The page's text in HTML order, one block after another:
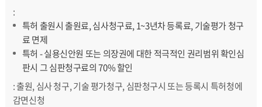
특허 출원시 출원료, 심사청구료, 1~3년차 등록료, 기술평가 청구
료 면제
특허 - 실용신안원 또는 의장권에 대한 적극적인 권리범위 확인심
판시 그 심판청구료의 70% 할인
출원, 심사 청구, 기술 평가청구, 심판청구시 또는 등록시 특허청에
감면신청